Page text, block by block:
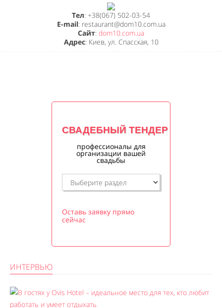
Тел: +38(067) 502-03-54
E-mail: restaurant@dom10.com.ua
Сайт: dom10.com.ua
Адрес: Киев, ул. Спасская, 10
СВАДЕБНЫЙ ТЕНДЕР
профессионалы для
организации вашей
свадьбы
Оставь заявку прямо
сейчас
ИНТЕРВЬЮ